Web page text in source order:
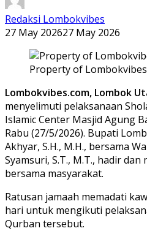
Redaksi Lombokvibes
27 May 202627 May 2026
Property of
Lombokvibes.com, Lombok
menyelimuti pelaksanaan
Islamic Center Masjid Agung
Rabu (27/5/2026). Bupati
Akhyar, S.H., M.H., bersama
Syamsuri, S.T., M.T., hadir
bersama masyarakat.
Ratusan jamaah memadati
hari untuk mengikuti
Qurban tersebut.